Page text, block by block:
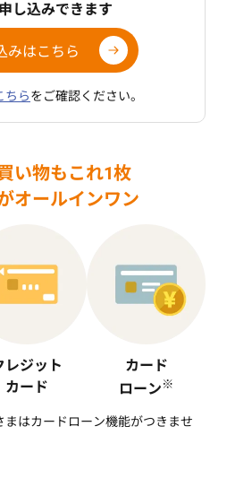
し込みできます
みはこちら
ちらをご確認ください。
い物もこれ1枚
オールインワン
レジット
カード
カード
ローン ※
はカードローン機能がつきませ